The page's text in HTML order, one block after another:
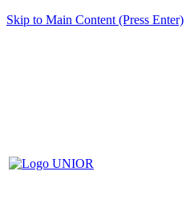
Skip to Main Content (Press Enter)